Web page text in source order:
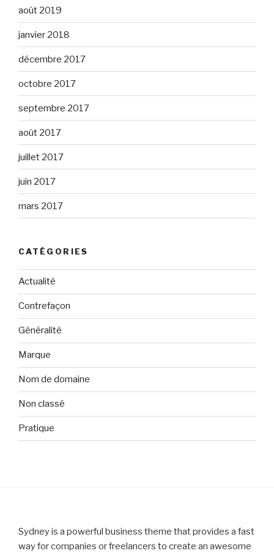
août 2019
janvier 2018
décembre 2017
octobre 2017
septembre 2017
août 2017
juillet 2017
juin 2017
mars 2017
CATÉGORIES
Actualité
Contrefaçon
Généralité
Marque
Nom de domaine
Non classé
Pratique
Sydney is a powerful business theme that provides a fast
way for companies or freelancers to create an awesome